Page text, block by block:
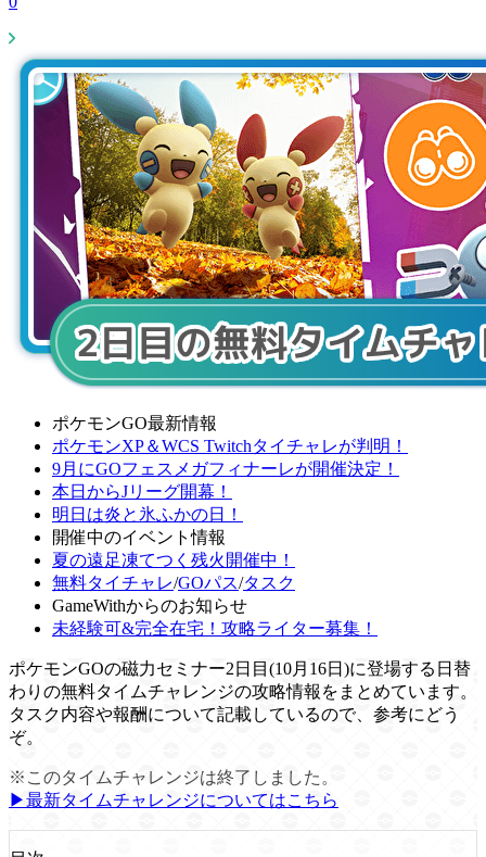
ポケモンGO最新情報
ポケモンXP＆WCS Twitchタイチャレが判明！
9月にGOフェスメガフィナーレが開催決定！
本日からJリーグ開幕！
明日は炎と氷ふかの日！
開催中のイベント情報
夏の遠足凍てつく残火開催中！
無料タイチャレ/GOパス/タスク
GameWithからのお知らせ
未経験可&完全在宅！攻略ライター募集！
ポケモンGOの磁力セミナー2日目(10月16日)に登場する日替
わりの無料タイムチャレンジの攻略情報をまとめています。
タスク内容や報酬について記載しているので、参考にどう
ぞ。
※このタイムチャレンジは終了しました。
▶︎最新タイムチャレンジについてはこちら